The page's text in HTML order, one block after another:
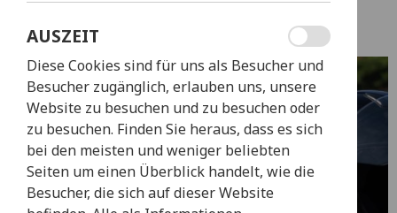
AUSZEIT
Diese Cookies sind für uns als Besucher und
Besucher zugänglich, erlauben uns, unsere
Website zu besuchen und zu besuchen oder
zu besuchen. Finden Sie heraus, dass es sich
bei den meisten und weniger beliebten
Seiten um einen Überblick handelt, wie die
Besucher, die sich auf dieser Website